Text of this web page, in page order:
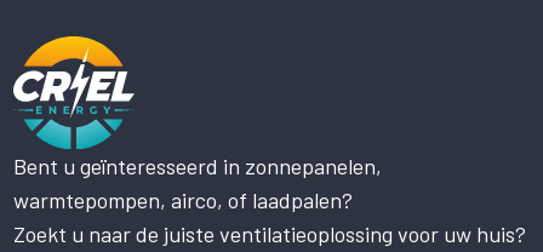
Bent u geïnteresseerd in zonnepanelen,
warmtepompen, airco, of laadpalen?
Zoekt u naar de juiste ventilatieoplossing voor uw huis?
Deze website maakt gebruik
van cookies.
Deze website gebruikt cookies om uw